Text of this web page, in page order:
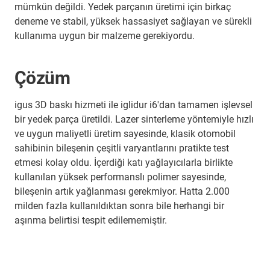
mümkün değildi. Yedek parçanın üretimi için birkaç
deneme ve stabil, yüksek hassasiyet sağlayan ve sürekli
kullanıma uygun bir malzeme gerekiyordu.
Çözüm
igus 3D baskı hizmeti ile iglidur i6'dan tamamen işlevsel
bir yedek parça üretildi. Lazer sinterleme yöntemiyle hızlı
ve uygun maliyetli üretim sayesinde, klasik otomobil
sahibinin bileşenin çeşitli varyantlarını pratikte test
etmesi kolay oldu. İçerdiği katı yağlayıcılarla birlikte
kullanılan yüksek performanslı polimer sayesinde,
bileşenin artık yağlanması gerekmiyor. Hatta 2.000
milden fazla kullanıldıktan sonra bile herhangi bir
aşınma belirtisi tespit edilememiştir.